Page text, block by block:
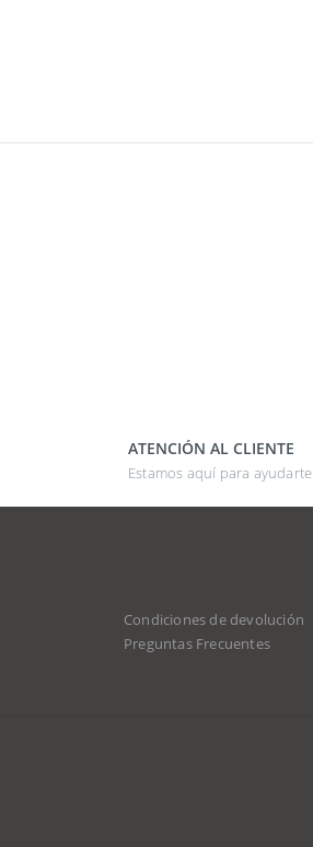
ATENCIÓN AL CLIENTE
Estamos aquí para ayudarte
Condiciones de devolución
Preguntas Frecuentes